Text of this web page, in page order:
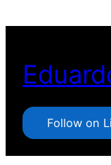
conteúdo
Follow on